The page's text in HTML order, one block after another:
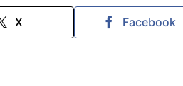
X Facebook